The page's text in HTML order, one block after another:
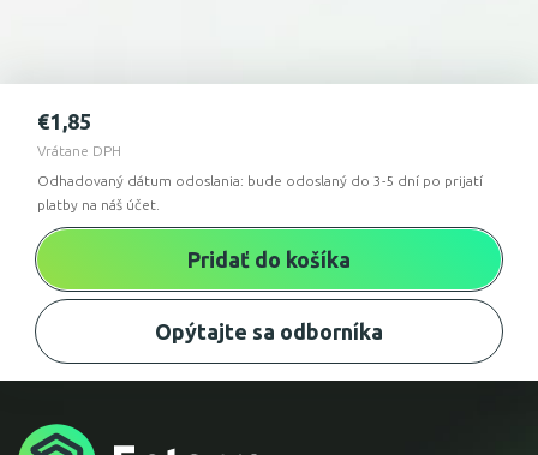
Odhadovaný dátum odoslania: bude odoslaný do 3-5 dní po prijatí
platby na náš účet.
€1,85
Vrátane DPH
Pridať do košíka
Opýtajte sa odborníka